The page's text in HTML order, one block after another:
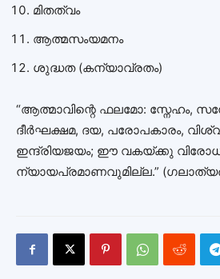
മിതത്വം
ആത്മസംയമനം
ശുദ്ധത (കന്യാവ്രതം)
“ആത്മാവിന്റെ ഫലമോ: സ്നേഹം,
ദീർഘക്ഷമ, ദയ, പരോപകാരം,
ഇന്ദ്രിയജയം; ഈ വകയ്ക്കു
ന്യായപ്രമാണവുമില്ല.” (ഗലാത്യർ